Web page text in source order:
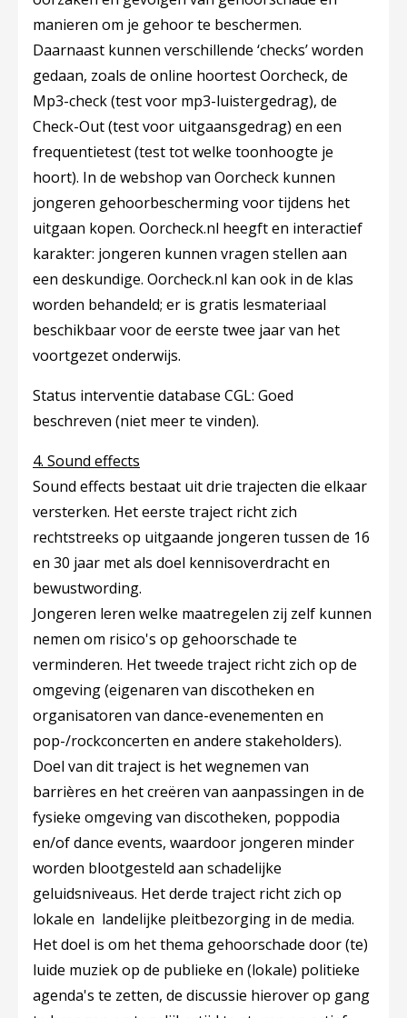
manieren om je gehoor te beschermen.
Daarnaast kunnen verschillende ‘checks’ worden
gedaan, zoals de online hoortest Oorcheck, de
Mp3-check (test voor mp3-luistergedrag), de
Check-Out (test voor uitgaansgedrag) en een
frequentietest (test tot welke toonhoogte je
hoort). In de webshop van Oorcheck kunnen
jongeren gehoorbescherming voor tijdens het
uitgaan kopen. Oorcheck.nl heegft en interactief
karakter: jongeren kunnen vragen stellen aan
een deskundige. Oorcheck.nl kan ook in de klas
worden behandeld; er is gratis lesmateriaal
beschikbaar voor de eerste twee jaar van het
voortgezet onderwijs.
Status interventie database CGL: Goed
beschreven (niet meer te vinden).
4. Sound effects
Sound effects bestaat uit drie trajecten die elkaar
versterken. Het eerste traject richt zich
rechtstreeks op uitgaande jongeren tussen de 16
en 30 jaar met als doel kennisoverdracht en
bewustwording.
Jongeren leren welke maatregelen zij zelf kunnen
nemen om risico's op gehoorschade te
verminderen. Het tweede traject richt zich op de
omgeving (eigenaren van discotheken en
organisatoren van dance-evenementen en
pop-/rockconcerten en andere stakeholders).
Doel van dit traject is het wegnemen van
barrières en het creëren van aanpassingen in de
fysieke omgeving van discotheken, poppodia
en/of dance events, waardoor jongeren minder
worden blootgesteld aan schadelijke
geluidsniveaus. Het derde traject richt zich op
lokale en landelijke pleitbezorging in de media.
Het doel is om het thema gehoorschade door (te)
luide muziek op de publieke en (lokale) politieke
agenda's te zetten, de discussie hierover op gang